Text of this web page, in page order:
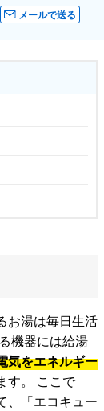
メールで送る
お湯は毎日生活
機器には給湯
気をエネルギー
す。 ここで
、「エコキュー